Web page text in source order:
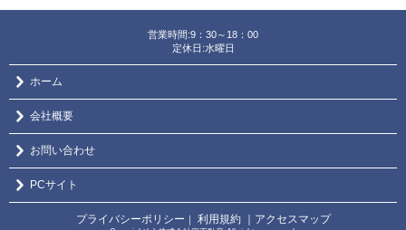
営業時間:9：30～18：00
定休日:水曜日
ホーム
会社概要
お問い合わせ
PCサイト
プライバシーポリシー 利用規約 ｜アクセスマップ